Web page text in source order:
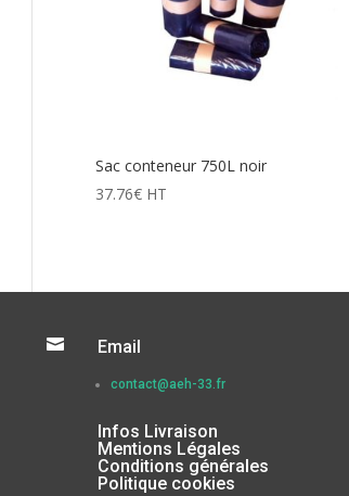
Sac conteneur 750L noir
37.76€ HT
 Email
contact@aeh-33.fr
Infos Livraison
Mentions Légales
Conditions générales
Politique cookies